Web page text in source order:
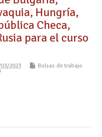
Hungría,
Checa,
para el curso
2023 Bolsas de trabajo